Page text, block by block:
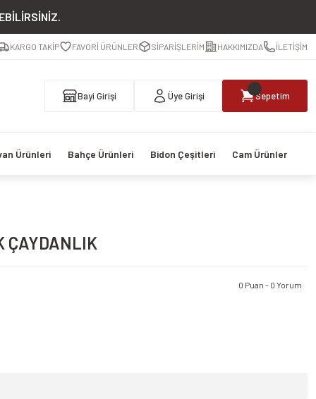
KARGO TAKİP FAVORİ ÜRÜNLER SİPARİŞLERİM HAKKIMIZDA İLETİŞİM
Bayi Girişi Üye Girişi Sepetim
Ürünleri Bahçe Ürünleri Bidon Çeşitleri Cam Ürünler
ÇAYDANLIK
0 Puan - 0 Yorum